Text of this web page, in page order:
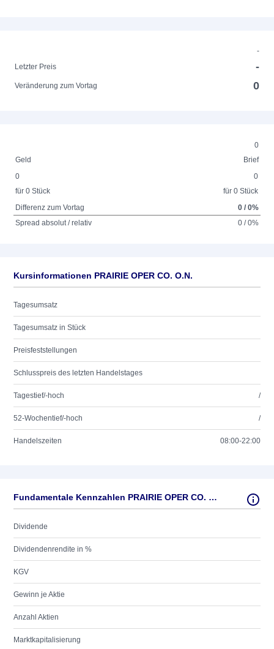
-
Letzter Preis
-
Veränderung zum Vortag 0
0
Geld
Brief
0
für 0 Stück
0
für 0 Stück
Differenz zum Vortag
0 / 0%
Spread absolut / relativ
0 / 0%
Kursinformationen PRAIRIE OPER CO. O.N.
Tagesumsatz
Tagesumsatz in Stück
Preisfeststellungen
Schlusspreis des letzten Handelstages
Tagestief/-hoch /
52-Wochentief/-hoch /
Handelszeiten 08:00-22:00
Fundamentale Kennzahlen PRAIRIE OPER CO. O.N.
Dividende
Dividendenrendite in %
KGV
Gewinn je Aktie
Anzahl Aktien
Marktkapitalisierung